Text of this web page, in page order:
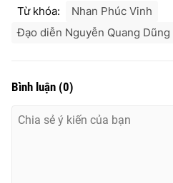
Từ khóa:
Nhan Phúc Vinh
Đạo diễn Nguyễn Quang Dũng
Bình luận (0)